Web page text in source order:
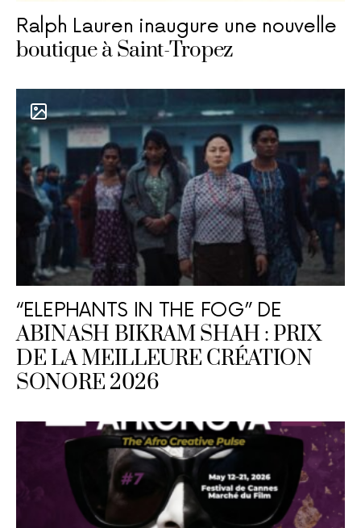
Ralph Lauren inaugure une nouvelle
boutique à Saint-Tropez
“ELEPHANTS IN THE FOG” DE
ABINASH BIKRAM SHAH : PRIX
DE LA MEILLEURE CRÉATION
SONORE 2026